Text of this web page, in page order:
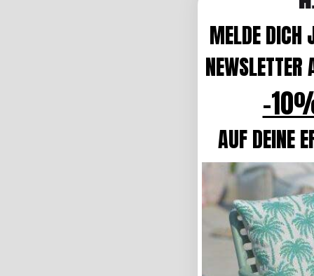
MELDE DICH
NEWSLETTER
-
AUF DEINE